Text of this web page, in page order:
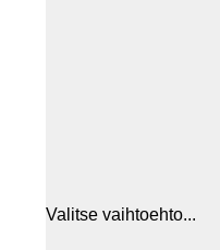
Valitse vaihtoehto...